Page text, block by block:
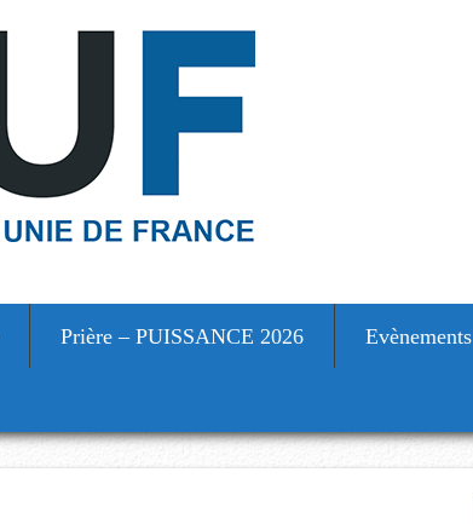
Prière – PUISSANCE 2026 Evènements